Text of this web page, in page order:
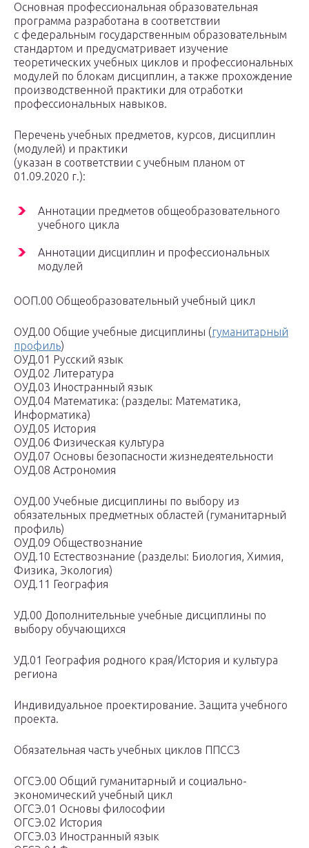
Основная профессиональная образовательная
программа разработана в соответствии
с федеральным государственным образовательным
стандартом и предусматривает изучение
теоретических учебных циклов и профессиональных
модулей по блокам дисциплин, а также прохождение
производственной практики для отработки
профессиональных навыков.
Перечень учебных предметов, курсов, дисциплин
(модулей) и практики
(указан в соответствии с учебным планом от
01.09.2020 г.):
Аннотации предметов общеобразовательного
учебного цикла
Аннотации дисциплин и профессиональных
модулей
ООП.00 Общеобразовательный учебный цикл
ОУД.00 Общие учебные дисциплины (гуманитарный
профиль)
ОУД.01 Русский язык
ОУД.02 Литература
ОУД.03 Иностранный язык
ОУД.04 Математика: (разделы: Математика,
Информатика)
ОУД.05 История
ОУД.06 Физическая культура
ОУД.07 Основы безопасности жизнедеятельности
ОУД.08 Астрономия
ОУД.00 Учебные дисциплины по выбору из
обязательных предметных областей (гуманитарный
профиль)
ОУД.09 Обществознание
ОУД.10 Естествознание (разделы: Биология, Химия,
Физика, Экология)
ОУД.11 География
УД.00 Дополнительные учебные дисциплины по
выбору обучающихся
УД.01 География родного края/История и культура
региона
Индивидуальное проектирование. Защита учебного
проекта.
Обязательная часть учебных циклов ППССЗ
ОГСЭ.00 Общий гуманитарный и социально-
экономический учебный цикл
ОГСЭ.01 Основы философии
ОГСЭ.02 История
ОГСЭ.03 Иностранный язык